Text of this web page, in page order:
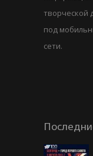
творческой
под
сети.